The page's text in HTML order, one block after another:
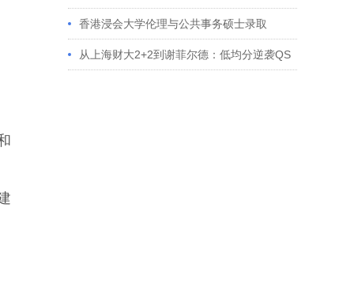
香港浸会大学伦理与公共事务硕士录取
从上海财大2+2到谢菲尔德：低均分逆袭QS